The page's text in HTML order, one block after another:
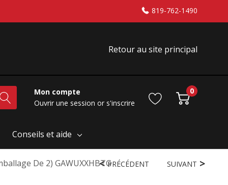
819-762-1490
Retour au site principal
Mon compte
Ouvrir une session or s'inscrire
0
Conseils et aide
De 2) GAWUXXHBTGPRÉCÉDENT SUIVANT